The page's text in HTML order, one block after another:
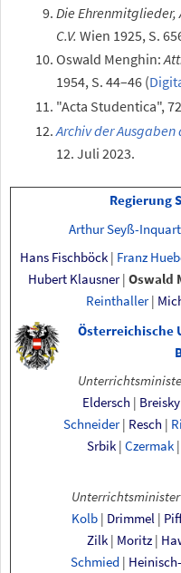
Die Ehrenmitglieder,
C.V. Wien 1925, S.
Oswald Menghin:
1954, S. 44–46 (
"Acta Studentica",
Archiv der
12. Juli 2023.
Regierung
Arthur Seyß-Inquart
Hans Fischböck | Franz
Hubert Klausner | Oswald
Reinthaller |
Österreichische
Eldersch | Breisky
Schneider | Resch |
Srbik | Czermak |
Kolb | Drimmel |
Zilk | Moritz |
Schmied |